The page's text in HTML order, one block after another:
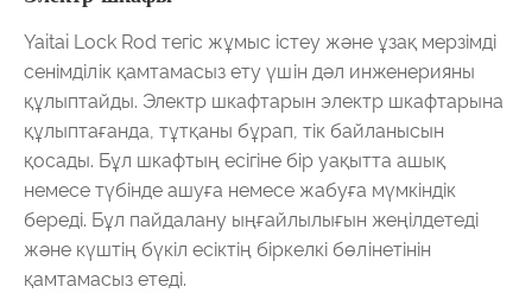
Yaitai Lock Rod тегіс жұмыс істеу және ұзақ мерзімді
сенімділік қамтамасыз ету үшін дәл инженерияны
құлыптайды. Электр шкафтарын электр шкафтарына
құлыптағанда, тұтқаны бұрап, тік байланысын
қосады. Бұл шкафтың есігіне бір уақытта ашық
немесе түбінде ашуға немесе жабуға мүмкіндік
береді. Бұл пайдалану ыңғайлылығын жеңілдетеді
және күштің бүкіл есіктің біркелкі бөлінетінін
қамтамасыз етеді.